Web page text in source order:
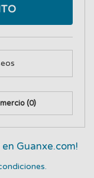
(0)
Guanxe.com!